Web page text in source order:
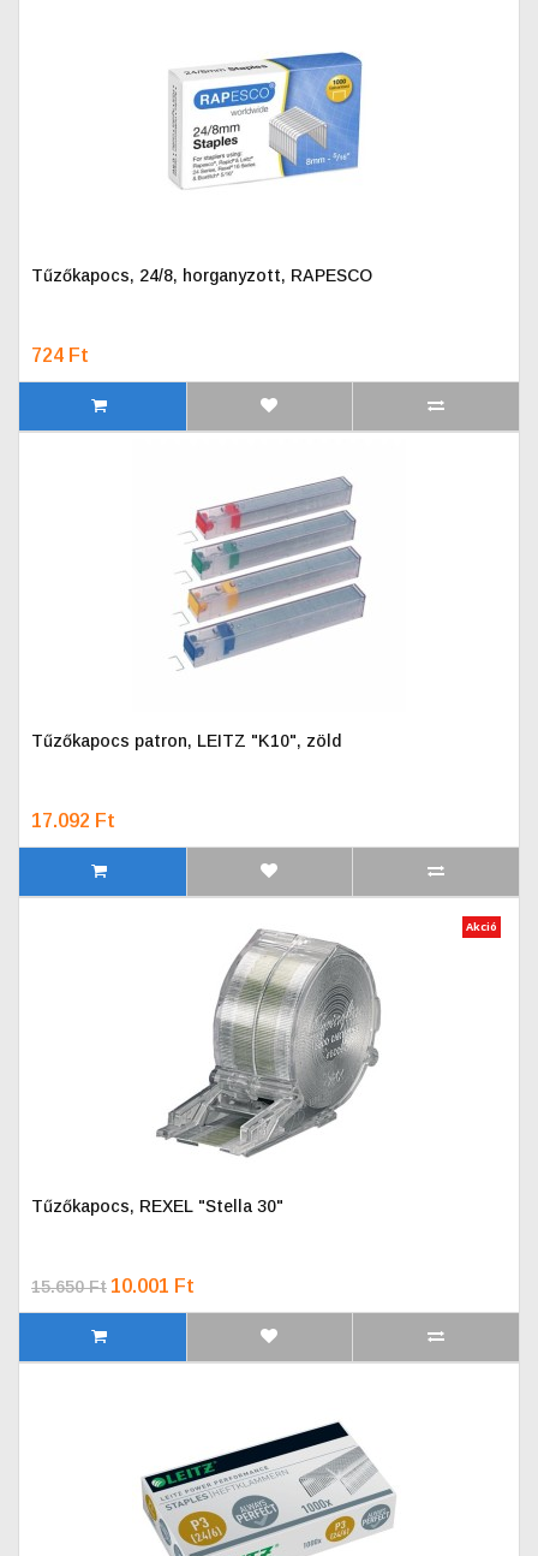
Tűzőkapocs, 24/8, horganyzott, RAPESCO
724 Ft
Tűzőkapocs patron, LEITZ "K10", zöld
17.092 Ft
Akció
Tűzőkapocs, REXEL "Stella 30"
15.650 Ft 10.001 Ft